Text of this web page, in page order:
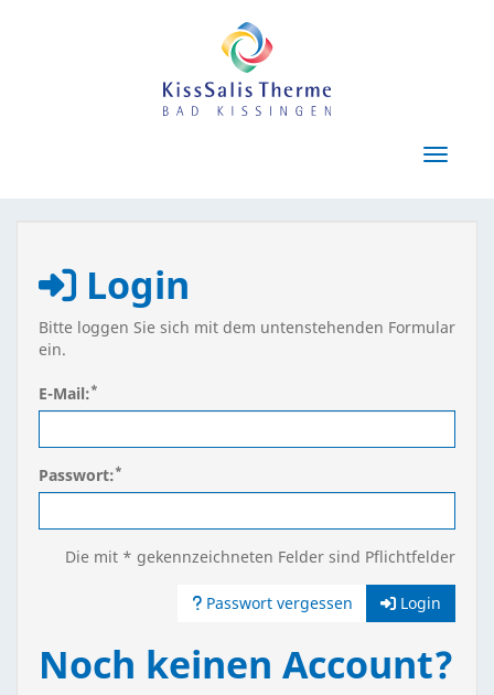
Menü
Login
Bitte loggen Sie sich mit dem untenstehenden Formular
ein.
E-Mail:*
Passwort:*
Die mit * gekennzeichneten Felder sind Pflichtfelder
Passwort vergessen Login
Noch keinen Account?